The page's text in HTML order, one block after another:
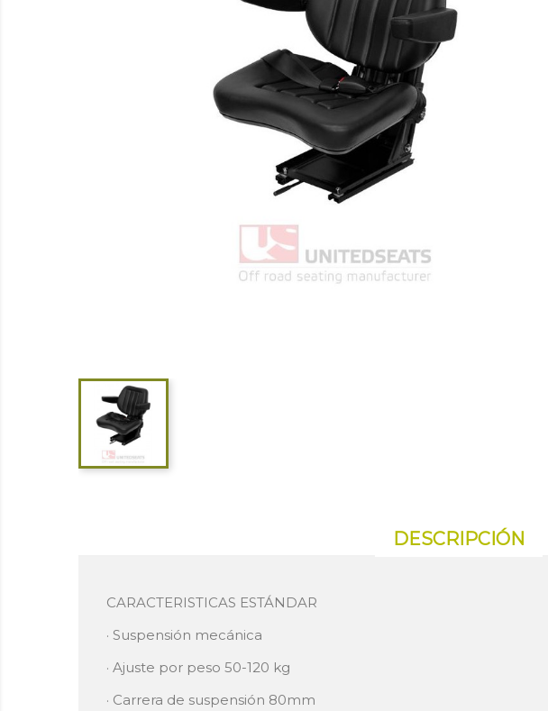
DESCRIPCIÓN
CARACTERISTICAS ESTÁNDAR
· Suspensión mecánica
· Ajuste por peso 50-120 kg
· Carrera de suspensión 80mm